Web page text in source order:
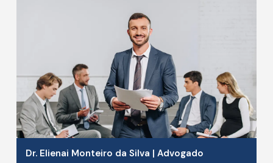
Dr. Elienai Monteiro da Silva | Advogado